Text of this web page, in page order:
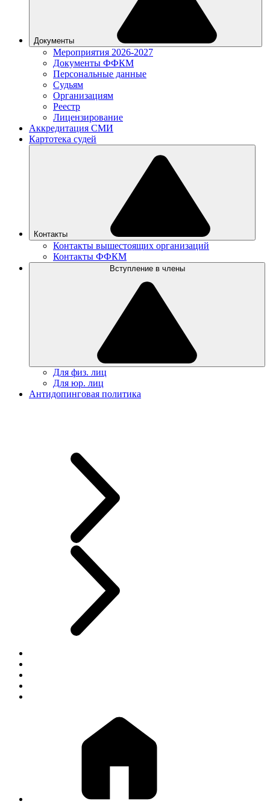
Документы
Мероприятия 2026-2027
Документы ФФКМ
Персональные данные
Судьям
Организациям
Реестр
Лицензирование
Аккредитация СМИ
Картотека судей
Контакты
Контакты вышестоящих организаций
Контакты ФФКМ
Вступление в члены
Для физ. лиц
Для юр. лиц
Антидопинговая политика